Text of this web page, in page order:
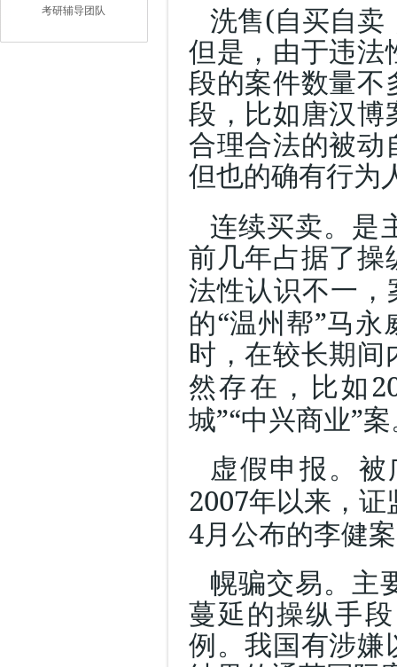
考研辅导团队
洗售(自买自卖
但是，由于违法
段的案件数量不
段，比如唐汉博
合理合法的被动
但也的确有行为
连续买卖。是
前几年占据了操
法性认识不一
的“温州帮”马永
时，在较长期间
然存在，比如
城”“中兴商业”
虚假申报。
2007年以来，证
4月公布的李健
幌骗交易。主
蔓延的操纵手
例。我国有涉嫌